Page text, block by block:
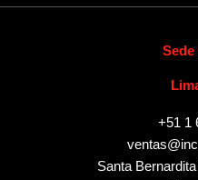
Sede
+51 1
Santa